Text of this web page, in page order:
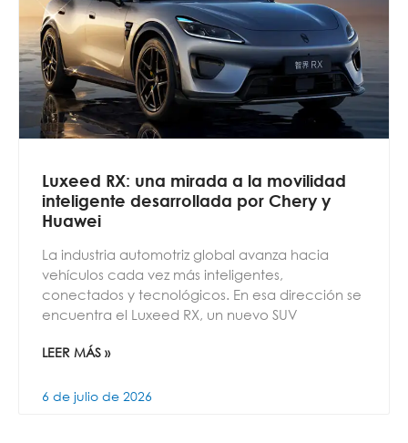
Luxeed RX: una mirada a la movilidad
inteligente desarrollada por Chery y
Huawei
La industria automotriz global avanza hacia
vehículos cada vez más inteligentes,
conectados y tecnológicos. En esa dirección se
encuentra el Luxeed RX, un nuevo SUV
LEER MÁS »
6 de julio de 2026